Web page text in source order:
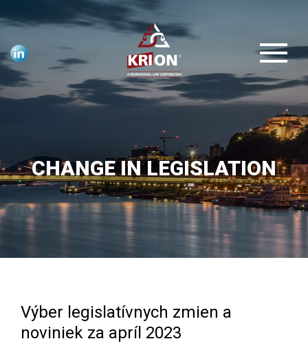
CHANGE IN LEGISLATION
Výber legislatívnych zmien a
noviniek za apríl 2023